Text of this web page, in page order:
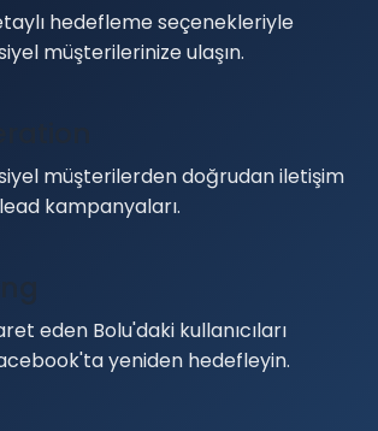
hedefleme seçenekleriyle
müşterilerinize ulaşın.
müşterilerden doğrudan iletişim
kampanyaları.
eden Bolu'daki kullanıcıları
yeniden hedefleyin.